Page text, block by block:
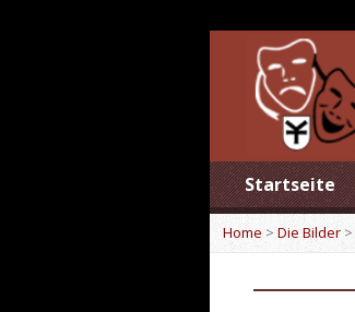
Startseite
Home > Die Bilder >